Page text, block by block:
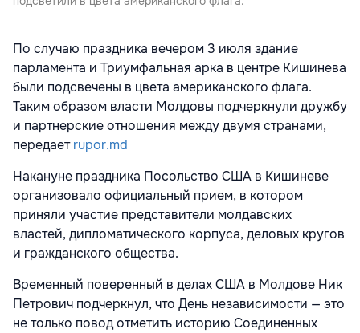
По случаю праздника вечером 3 июля здание
парламента и Триумфальная арка в центре Кишинева
были подсвечены в цвета американского флага.
Таким образом власти Молдовы подчеркнули дружбу
и партнерские отношения между двумя странами,
передаетrupor.md
Накануне праздника Посольство США в Кишиневе
организовало официальный прием, в котором
приняли участие представители молдавских
властей, дипломатического корпуса, деловых кругов
и гражданского общества.
Временный поверенный в делах США в Молдове Ник
Петрович подчеркнул, что День независимости — это
не только повод отметить историю Соединенных